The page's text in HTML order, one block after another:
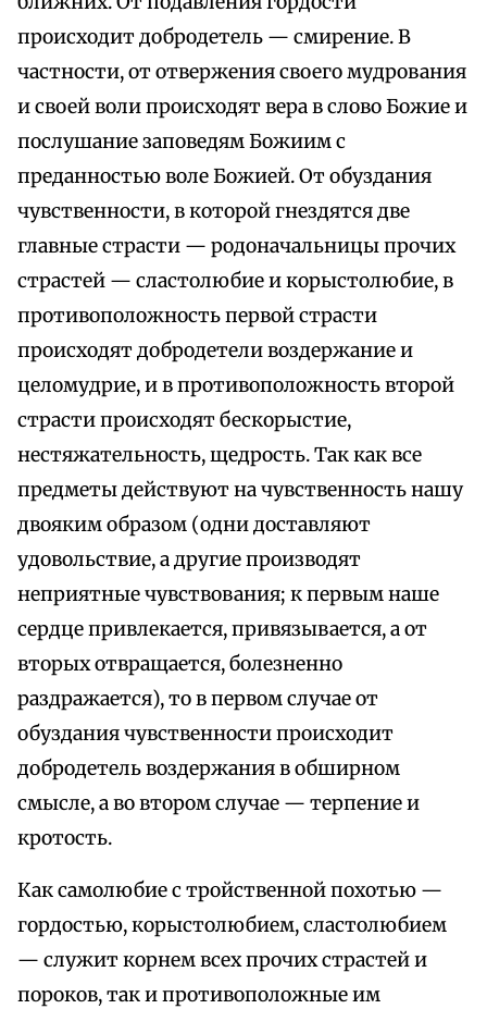
происходит добродетель — смирение. В
частности, от отвержения своего мудрования
и своей воли происходят вера в слово Божие и
послушание заповедям Божиим с
преданностью воле Божией. От обуздания
чувственности, в которой гнездятся две
главные страсти — родоначальницы прочих
страстей — сластолюбие и корыстолюбие, в
противоположность первой страсти
происходят добродетели воздержание и
целомудрие, и в противоположность второй
страсти происходят бескорыстие,
нестяжательность, щедрость. Так как все
предметы действуют на чувственность нашу
двояким образом (одни доставляют
удовольствие, а другие производят
неприятные чувствования; к первым наше
сердце привлекается, привязывается, а от
вторых отвращается, болезненно
раздражается), то в первом случае от
обуздания чувственности происходит
добродетель воздержания в обширном
смысле, а во втором случае — терпение и
кротость.
Как самолюбие с тройственной похотью —
гордостью, корыстолюбием, сластолюбием
— служит корнем всех прочих страстей и
пороков, так и противоположные им